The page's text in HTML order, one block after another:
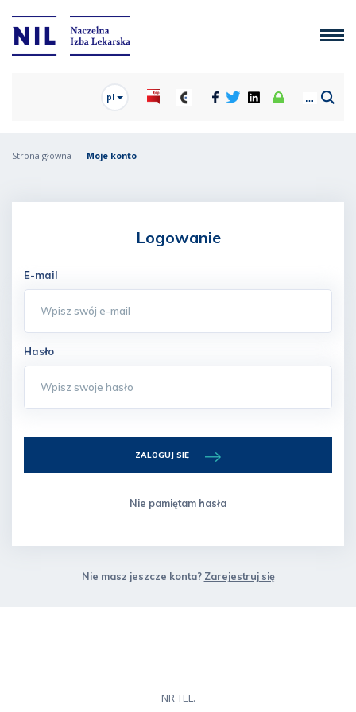
pl
Strona główna Moje konto
Logowanie
E-mail
Hasło
ZALOGUJ SIĘ
Nie pamiętam hasła
Nie masz jeszcze konta? Zarejestruj się
NR TEL.